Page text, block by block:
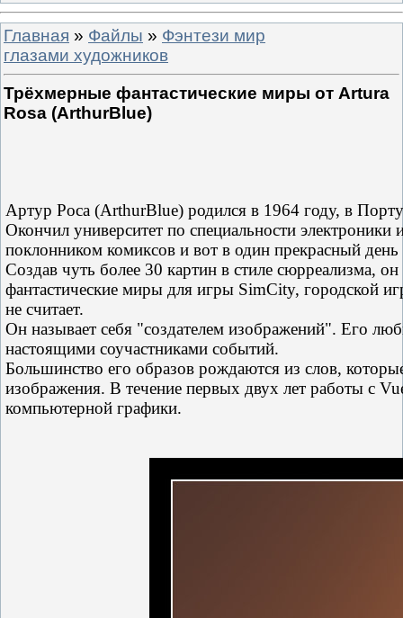
Главная » Файлы » Фэнтези мир
глазами художников
Трёхмерные фантастические миры от Artura
Rosa (ArthurBlue)
Артур Роса (ArthurBlue) родился в 1964 году, в
Окончил университет по специальности
поклонником комиксов и вот в один прекрасный
Создав чуть более 30 картин в стиле сюрреализма,
фантастические миры для игры SimCity, городской
не считает.
Он называет себя "создателем изображений". Его
настоящими соучастниками событий.
Большинство его образов рождаются из слов,
изображения. В течение первых двух лет работы с
компьютерной графики.